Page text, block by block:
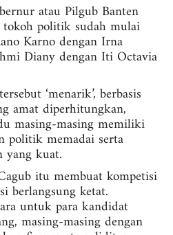
atau Pilgub Banten
tokoh politik sudah mulai
Karno dengan Irna
Diany dengan Iti Octavia
‘menarik’, berbasis
amat diperhitungkan,
masing-masing memiliki
politik memadai serta
yang kuat.
itu membuat kompetisi
berlangsung ketat.
untuk para kandidat
masing-masing dengan